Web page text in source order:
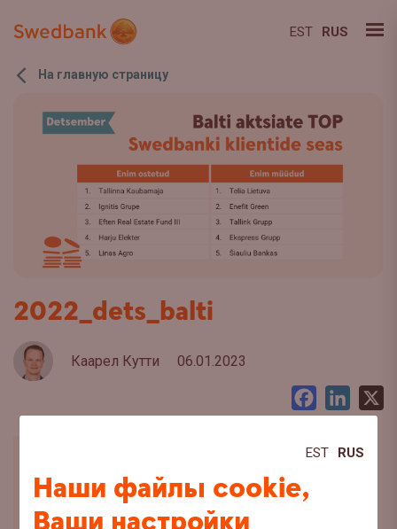
EST RUS
Наши файлы cookie,
EST RUS
На главную страницу
2022_dets_balti
Каарел Кутти 06.01.2023
Facebook